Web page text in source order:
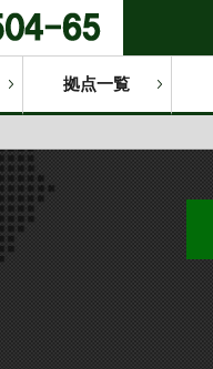
拠点一覧